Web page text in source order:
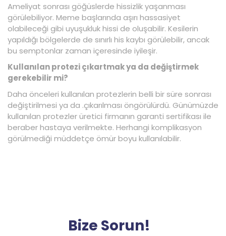
Ameliyat sonrası göğüslerde hissizlik yaşanması
görülebiliyor. Meme başlarında aşırı hassasiyet
olabileceği gibi uyuşukluk hissi de oluşabilir. Kesilerin
yapıldığı bölgelerde de sınırlı his kaybı görülebilir, ancak
bu semptonlar zaman içeresinde iyileşir.
Kullanılan protezi çıkartmak ya da değiştirmek
gerekebilir mi?
Daha önceleri kullanılan protezlerin belli bir süre sonrası
değiştirilmesi ya da .çıkarılması öngörülürdü. Günümüzde
kullanılan protezler üretici firmanın garanti sertifikası ile
beraber hastaya verilmekte. Herhangi komplikasyon
görülmediği müddetçe ömür boyu kullanılabilir.
Bize Sorun!